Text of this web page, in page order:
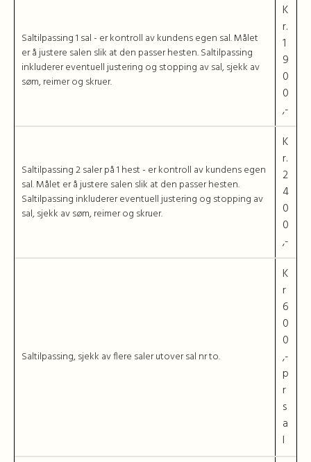
Saltilpassing 1 sal - er kontroll av kundens egen sal. Målet
er å justere salen slik at den passer hesten. Saltilpassing
inkluderer eventuell justering og stopping av sal, sjekk av
søm, reimer og skruer.
K
r.
1
9
0
0
,-
Saltilpassing 2 saler på 1 hest - er kontroll av kundens egen
sal. Målet er å justere salen slik at den passer hesten.
Saltilpassing inkluderer eventuell justering og stopping av
sal, sjekk av søm, reimer og skruer.
K
r.
2
4
0
0
,-
Saltilpassing, sjekk av flere saler utover sal nr to.
K
r
6
0
0
,-
p
r
s
a
l